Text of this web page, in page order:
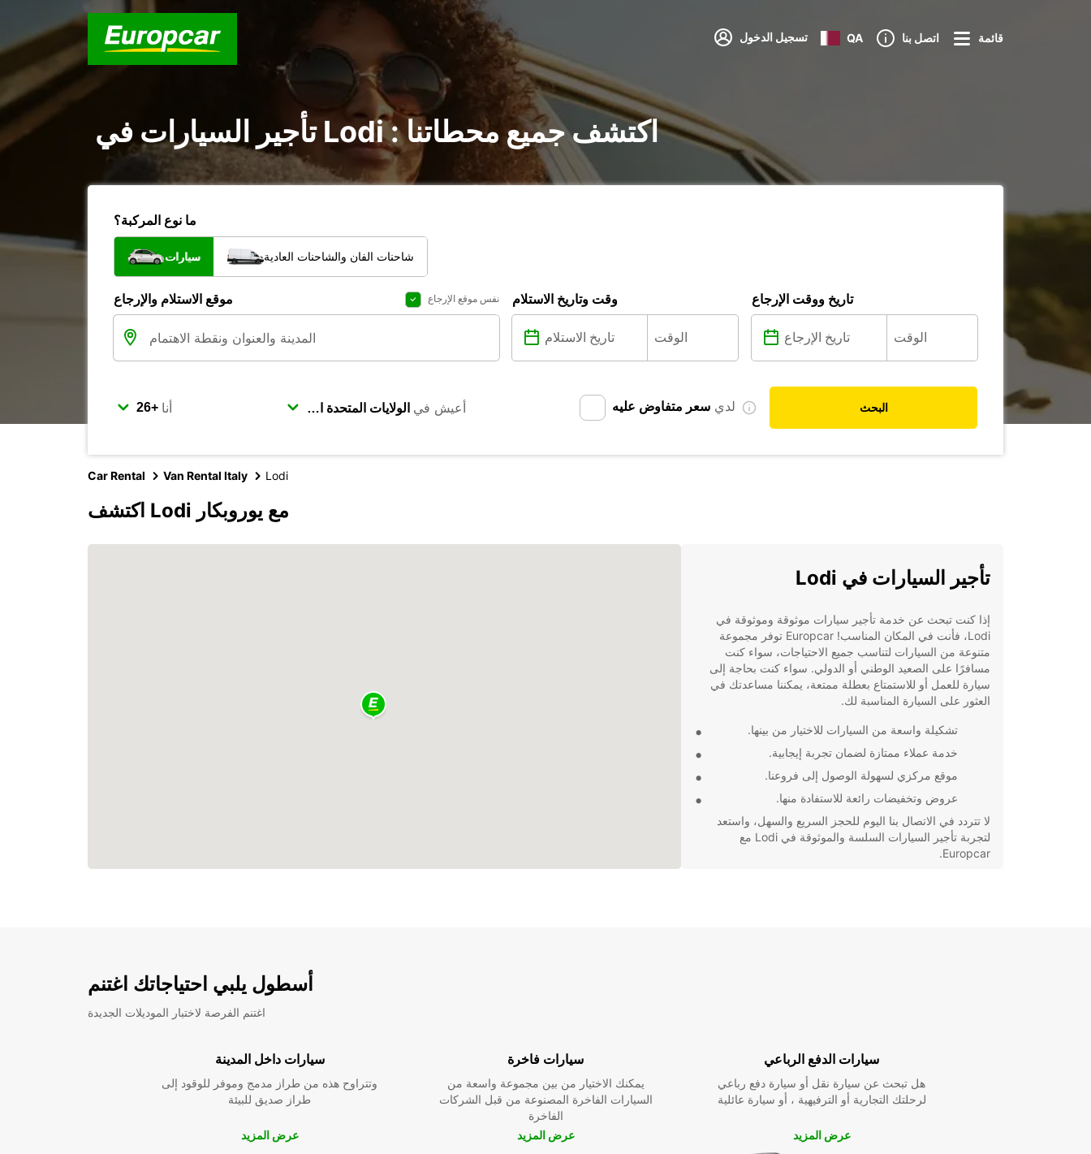
تسجيل الدخول QA اتصل بنا قائمة
تأجير السيارات في Lodi : اكتشف جميع محطاتنا
ما نوع المركبة؟
سيارات شاحنات الفان والشاحنات العادية
موقع الاستلام والإرجاع نفس موقع الإرجاع وقت وتاريخ الاستلام تاريخ ووقت الإرجاع
أنا أعيش في لدي سعر متفاوض عليه البحث
Car Rental Van Rental Italy Lodi
اكتشف Lodi مع يوروبكار
تأجير السيارات في Lodi
إذا كنت تبحث عن خدمة تأجير سيارات موثوقة وموثوقة في
Lodi، فأنت في المكان المناسب! Europcar توفر مجموعة
متنوعة من السيارات لتناسب جميع الاحتياجات، سواء كنت
مسافرًا على الصعيد الوطني أو الدولي. سواء كنت بحاجة إلى
سيارة للعمل أو للاستمتاع بعطلة ممتعة، يمكننا مساعدتك في
العثور على السيارة المناسبة لك.
تشكيلة واسعة من السيارات للاختيار من بينها.
خدمة عملاء ممتازة لضمان تجربة إيجابية.
موقع مركزي لسهولة الوصول إلى فروعنا.
عروض وتخفيضات رائعة للاستفادة منها.
لا تتردد في الاتصال بنا اليوم للحجز السريع والسهل، واستعد
لتجربة تأجير السيارات السلسة والموثوقة في Lodi مع
Europcar.
أسطول يلبي احتياجاتك اغتنم
اغتنم الفرصة لاختبار الموديلات الجديدة
سيارات داخل المدينة
وتتراوح هذه من طراز مدمج وموفر للوقود إلى
طراز صديق للبيئة
عرض المزيد
سيارات فاخرة
يمكنك الاختيار من بين مجموعة واسعة من
السيارات الفاخرة المصنوعة من قبل الشركات
الفاخرة
عرض المزيد
سيارات الدفع الرباعي
هل تبحث عن سيارة نقل أو سيارة دفع رباعي
لرحلتك التجارية أو الترفيهية ، أو سيارة عائلية
عرض المزيد